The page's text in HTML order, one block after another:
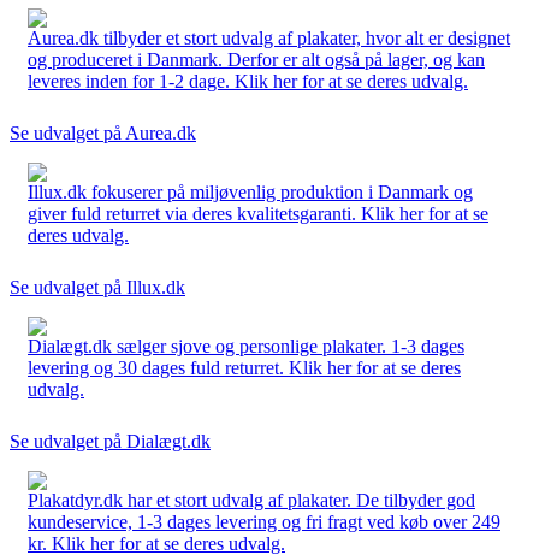
Aurea.dk tilbyder et stort udvalg af plakater, hvor alt er designet
og produceret i Danmark. Derfor er alt også på lager, og kan
leveres inden for 1-2 dage. Klik her for at se deres udvalg.
Se udvalget på Aurea.dk
Illux.dk fokuserer på miljøvenlig produktion i Danmark og
giver fuld returret via deres kvalitetsgaranti. Klik her for at se
deres udvalg.
Se udvalget på Illux.dk
Dialægt.dk sælger sjove og personlige plakater. 1-3 dages
levering og 30 dages fuld returret. Klik her for at se deres
udvalg.
Se udvalget på Dialægt.dk
Plakatdyr.dk har et stort udvalg af plakater. De tilbyder god
kundeservice, 1-3 dages levering og fri fragt ved køb over 249
kr. Klik her for at se deres udvalg.